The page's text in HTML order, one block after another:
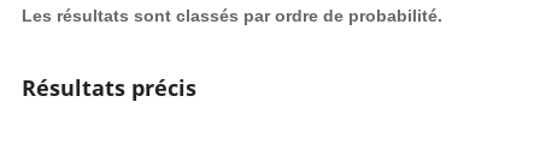
Les résultats sont classés par ordre de probabilité.
Résultats précis